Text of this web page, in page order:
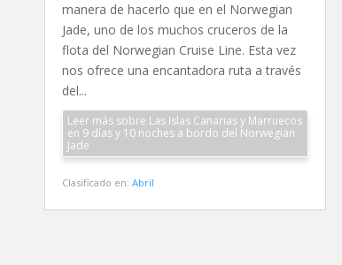
manera de hacerlo que en el Norwegian
Jade, uno de los muchos cruceros de la
flota del Norwegian Cruise Line. Esta vez
nos ofrece una encantadora ruta a través
del...
Leer más sobre Las Islas Canarias y Marruecos
en 9 días y 10 noches a bordo del Norwegian
Jade
Clasificado en: Abril